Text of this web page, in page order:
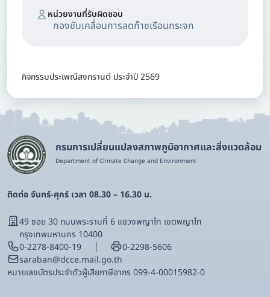
หน่วยงานที่รับผิดชอบ
กองขับเคลื่อนการลดก๊าซเรือนกระจก
กิจกรรมประเพณีสงกรานต์ ประจำปี 2569
กรมการเปลี่ยนแปลงสภาพภูมิอากาศและสิ่งแวดล้อม
Department of Climate Change and Environment
ติดต่อ จันทร์-ศุกร์ เวลา 08.30 – 16.30 น.
49 ซอย 30 ถนนพระรามที่ 6 แขวงพญาไท เขตพญาไท
กรุงเทพมหานคร 10400
0-2278-8400-19
0-2298-5606
saraban@dcce.mail.go.th
หมายเลขบัตรประจําตัวผู้เสียภาษีอากร 099-4-00015982-0